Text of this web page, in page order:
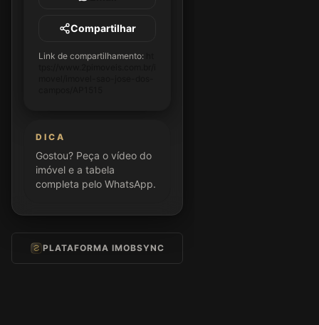
Compartilhar
Link de compartilhamento:
DICA
Gostou? Peça o vídeo do
imóvel e a tabela
completa pelo WhatsApp.
PLATAFORMA IMOBSYNC